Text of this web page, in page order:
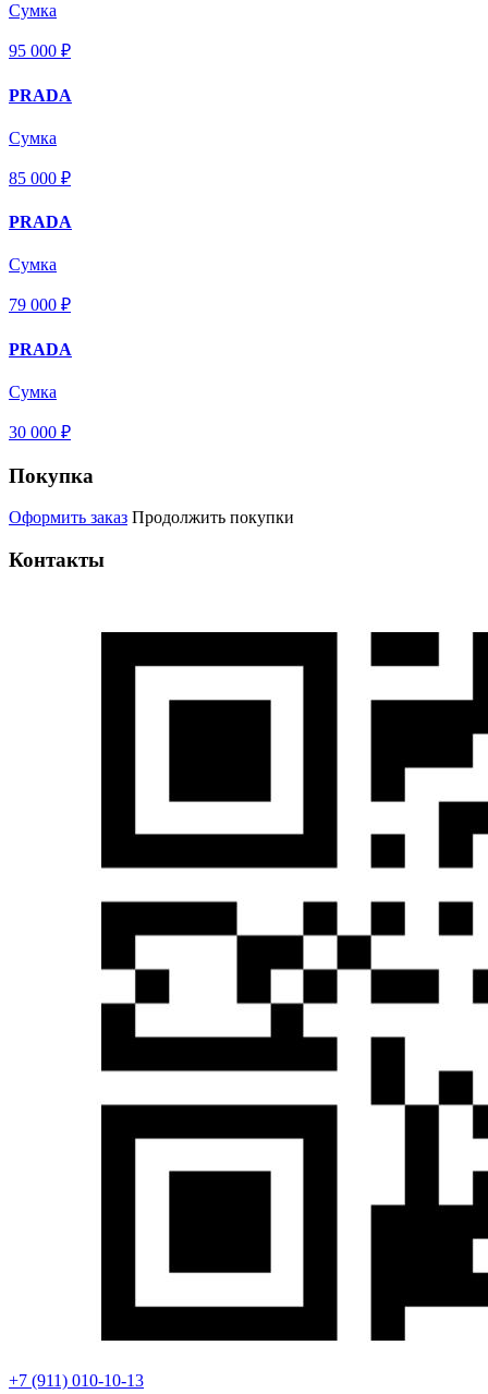
Сумка
95 000 ₽
PRADA
Сумка
85 000 ₽
PRADA
Сумка
79 000 ₽
PRADA
Сумка
30 000 ₽
Покупка
Оформить заказ Продолжить покупки
Контакты
+7 (911) 010-10-13